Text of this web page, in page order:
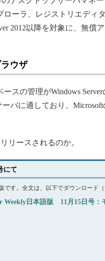
ーラ、レジストリエディ
2012以降を対象に、無償
ウザ
スの管理がWindows Server
バに適しており、
リースされるのか。
にて
です。全文は、以下でダウンロード（
Weekly日本語版 11月15日号：